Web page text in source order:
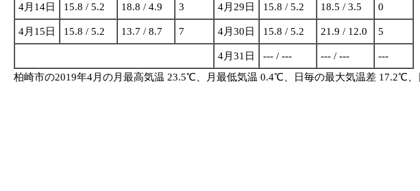
4月14日 15.8 / 5.2 18.8 / 4.9 3 4月29日 15.8 / 5.2 18.5 / 3.5 0
4月15日 15.8 / 5.2 13.7 / 8.7 7 4月30日 15.8 / 5.2 21.9 / 12.0 5
4月31日 --- / --- --- / ---
---
柏崎市の2019年4月の月最高気温 23.5℃、月最低気温 0.4℃、日毎の最大気温差 17.2℃